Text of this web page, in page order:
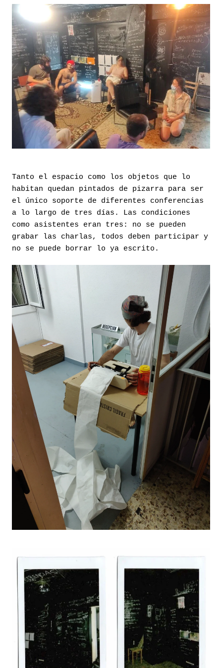
Tanto el espacio como los objetos que lo
habitan quedan pintados de pizarra para ser
el único soporte de diferentes conferencias
a lo largo de tres días. Las condiciones
como asistentes eran tres: no se pueden
grabar las charlas, todos deben participar y
no se puede borrar lo ya escrito.